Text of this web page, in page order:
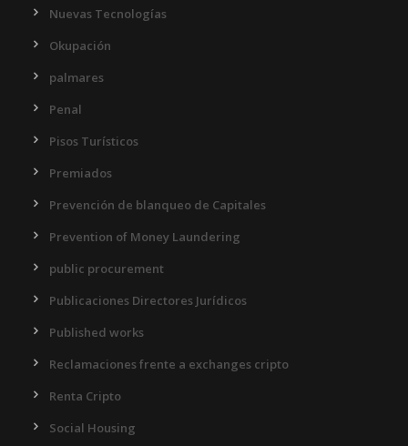
Nuevas Tecnologías
Okupación
palmares
Penal
Pisos Turísticos
Premiados
Prevención de blanqueo de Capitales
Prevention of Money Laundering
public procurement
Publicaciones Directores Jurídicos
Published works
Reclamaciones frente a exchanges cripto
Renta Cripto
Social Housing